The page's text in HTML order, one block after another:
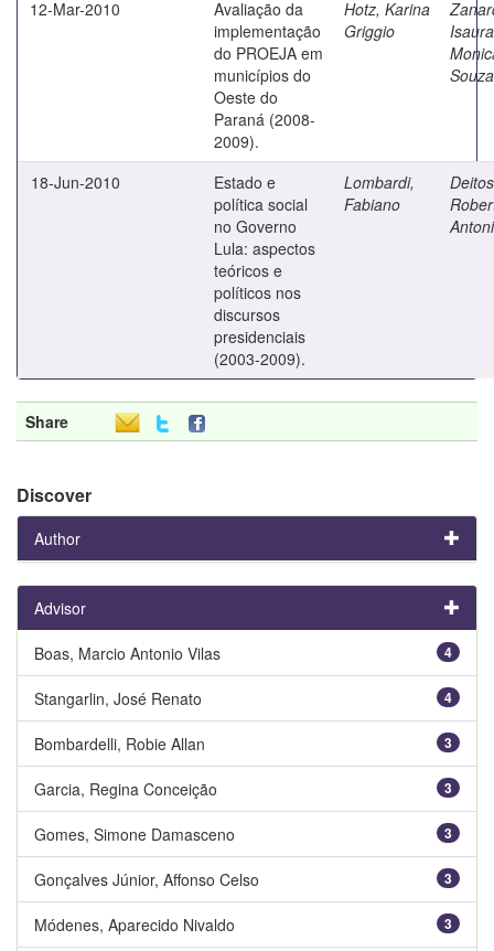
12-Mar-2010
Avaliação da
implementação
do PROEJA em
municípios do
Oeste do
Paraná (2008-
2009).
Hotz, Karina
Griggio
Isaura
Souza
18-Jun-2010
Estado e
política social
no Governo
Lula: aspectos
teóricos e
políticos nos
discursos
presidenciais
(2003-2009).
Lombardi,
Fabiano
Share
Discover
Author
Advisor
4
Boas, Marcio Antonio Vilas
4
Stangarlin, José Renato
3
Bombardelli, Robie Allan
3
Garcia, Regina Conceição
3
Gomes, Simone Damasceno
3
Gonçalves Júnior, Affonso Celso
3
Módenes, Aparecido Nivaldo